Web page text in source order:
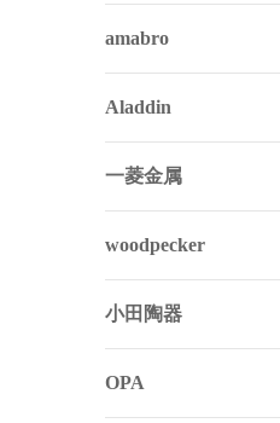
amabro
Aladdin
一菱金属
woodpecker
小田陶器
OPA